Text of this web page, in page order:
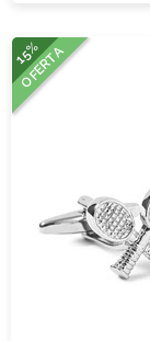
15%
OFERTA